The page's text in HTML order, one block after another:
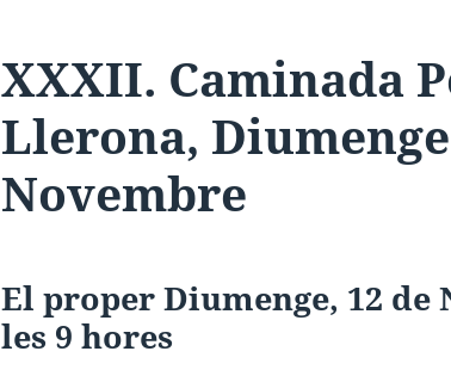
XXXII. Caminada
Llerona,
Novembre
El proper Diumenge, 12 de
les 9 hores